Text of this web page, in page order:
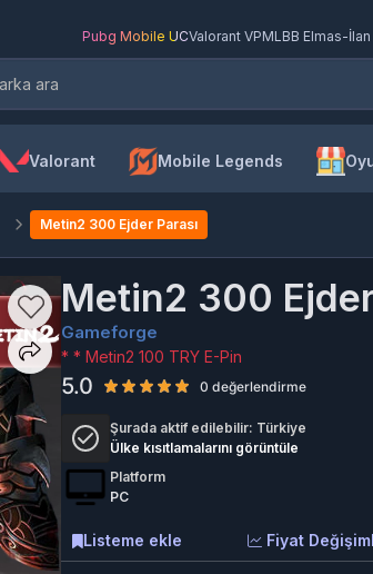
Pubg Mobile UCValorant VPMLBB Elmas-İlan
Valorant Mobile Legends
Metin2 300 Ejder Parası
Metin2 300 Ejder
Gameforge
* * Metin2 100 TRY E-Pin
5.0 0 değerlendirme
Şurada aktif edilebilir: Türkiye
Ülke kısıtlamalarını görüntüle
Platform
PC
Fiyat
Listeme ekle